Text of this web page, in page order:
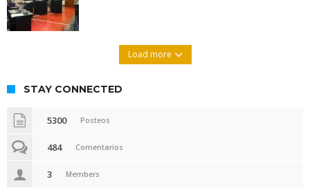
Load more
STAY CONNECTED
5300 Posteos
484 Comentarios
3 Members